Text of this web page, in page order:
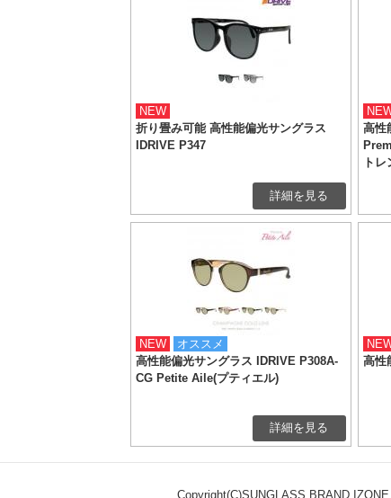
NEW
折り畳み可能 高性能偏光サングラス
IDRIVE P347
詳細を見る
高性
ト
NEW
オススメ
高性能偏光サングラス IDRIVE P308A-
CG Petite Aile(プティエル)
詳細を見る
高性
Copyright(C)SUNGLASS BRAND